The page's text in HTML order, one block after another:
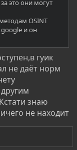
это они могут
OSINT
google и он
гуик
не даёт норм
знаю
не находит